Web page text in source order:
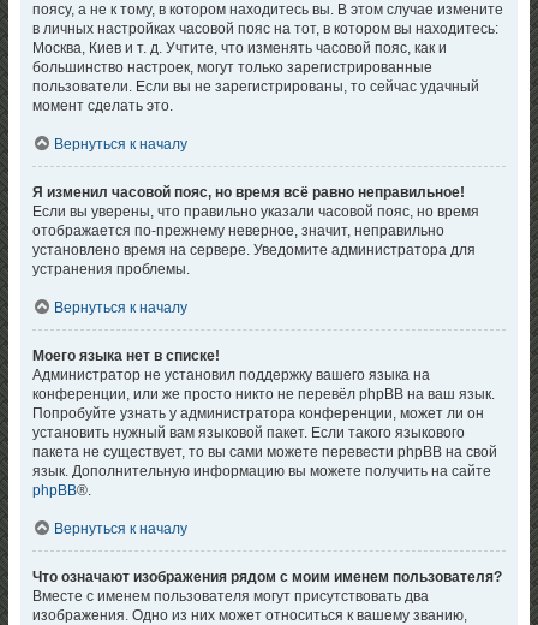
поясу, а не к тому, в котором находитесь вы. В этом случае измените
в личных настройках часовой пояс на тот, в котором вы находитесь:
Москва, Киев и т. д. Учтите, что изменять часовой пояс, как и
большинство настроек, могут только зарегистрированные
пользователи. Если вы не зарегистрированы, то сейчас удачный
момент сделать это.
Вернуться к началу
Я изменил часовой пояс, но время всё равно неправильное!
Если вы уверены, что правильно указали часовой пояс, но время
отображается по-прежнему неверное, значит, неправильно
установлено время на сервере. Уведомите администратора для
устранения проблемы.
Вернуться к началу
Моего языка нет в списке!
Администратор не установил поддержку вашего языка на
конференции, или же просто никто не перевёл phpBB на ваш язык.
Попробуйте узнать у администратора конференции, может ли он
установить нужный вам языковой пакет. Если такого языкового
пакета не существует, то вы сами можете перевести phpBB на свой
язык. Дополнительную информацию вы можете получить на сайте
phpBB®.
Вернуться к началу
Что означают изображения рядом с моим именем пользователя?
Вместе с именем пользователя могут присутствовать два
изображения. Одно из них может относиться к вашему званию,